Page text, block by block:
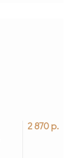
2 870 р.